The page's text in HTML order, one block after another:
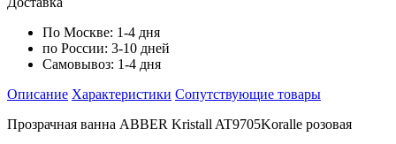
По Москве: 1-4 дня
по России: 3-10 дней
Самовывоз: 1-4 дня
Описание Характеристики Cопутствующие товары
Прозрачная ванна ABBER Kristall AT9705Koralle розовая